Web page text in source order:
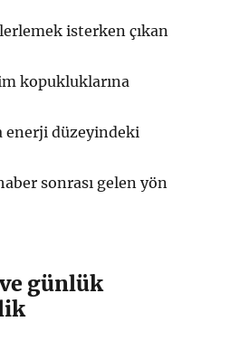
isterken çıkan
kopukluklarına
enerji düzeyindeki
sonrası gelen yön
günlük